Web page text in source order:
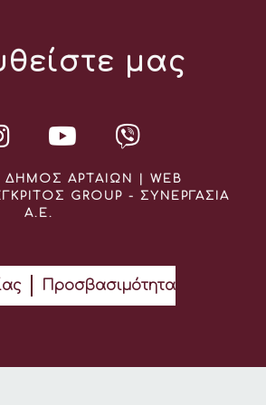
μας
ΔΗΜΟΣ ΑΡΤΑΙΩΝ | WEB
GROUP - ΣΥΝΕΡΓΑΣΙΑ
Α.Ε.
Προσβασιμότητα